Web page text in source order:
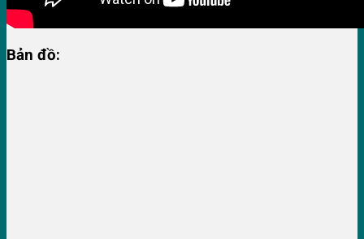
Bản đồ: